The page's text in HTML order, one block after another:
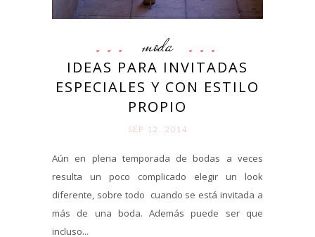
moda
IDEAS PARA INVITADAS
ESPECIALES Y CON ESTILO
PROPIO
SEP 12. 2014
Aún en plena temporada de bodas a veces
resulta un poco complicado elegir un look
diferente, sobre todo cuando se está invitada a
más de una boda. Además puede ser que
incluso...